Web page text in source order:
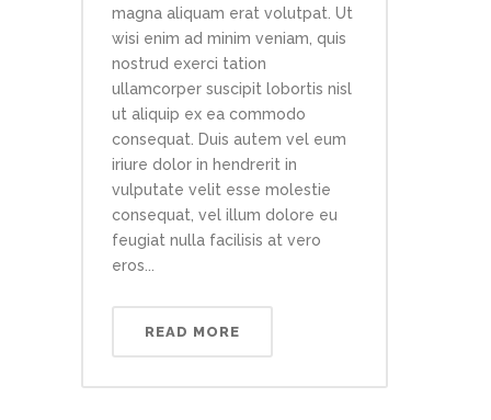
magna aliquam erat volutpat. Ut
wisi enim ad minim veniam, quis
nostrud exerci tation
ullamcorper suscipit lobortis nisl
ut aliquip ex ea commodo
consequat. Duis autem vel eum
iriure dolor in hendrerit in
vulputate velit esse molestie
consequat, vel illum dolore eu
feugiat nulla facilisis at vero
eros...
READ MORE